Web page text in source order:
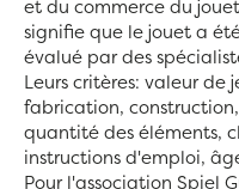
et du commerce du
signifie que le jouet a
évalué par des
Leurs critères: valeur
fabrication,
quantité des éléments,
instructions d'emploi,
Pour l'association Spiel